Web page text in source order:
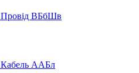
Провід ВБбШв
Кабель ААБл